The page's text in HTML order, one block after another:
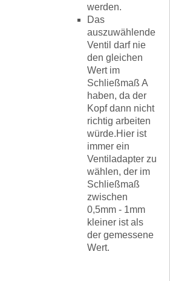
werden.
Das
auszuwählende
Ventil darf nie
den gleichen
Wert im
Schließmaß A
haben, da der
Kopf dann nicht
richtig arbeiten
würde.Hier ist
immer ein
Ventiladapter zu
wählen, der im
Schließmaß
zwischen
0,5mm - 1mm
kleiner ist als
der gemessene
Wert.